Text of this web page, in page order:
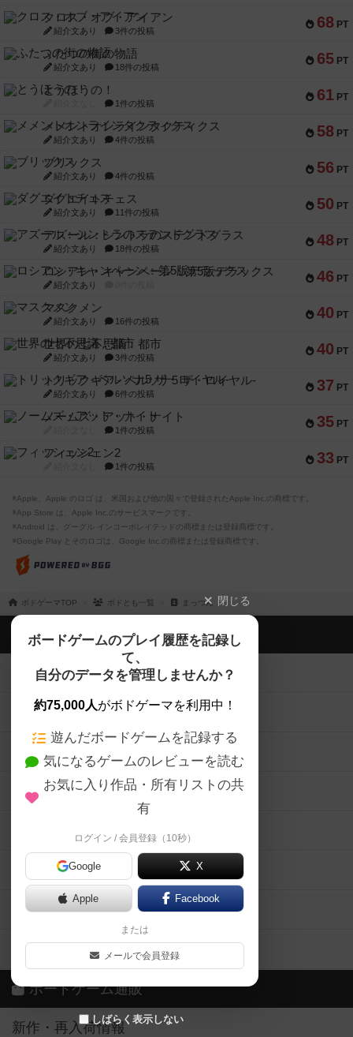
68 PT
クロス・オブ・アイアン
紹介文あり 3件の投稿
65 PT
ふたつの街の物語
紹介文あり 18件の投稿
61 PT
とうほうの！
1件の投稿
58 PT
メメントオンラインタクティクス
紹介文あり 4件の投稿
56 PT
ブリックス
紹介文あり 4件の投稿
50 PT
ダグエイトチェス
紹介文あり 11件の投稿
48 PT
アズール：シントラのステンドグラス
紹介文あり 18件の投稿
46 PT
ロシアン・キャンペーン：第5版デラックス
紹介文あり
40 PT
マスクメン
紹介文あり 16件の投稿
40 PT
世界の七不思議：都市
紹介文あり 3件の投稿
37 PT
トリックギア - ペルソナ5 ザ・ロイヤル-
紹介文あり 6件の投稿
35 PT
ノームズ・アット・ナイト
1件の投稿
33 PT
フィッシェン2
1件の投稿
※Apple、Apple のロゴ は、米国および他の国々で登録されたApple Inc.の商標です。
※App Store は、Apple Inc.のサービスマークです。
※Android は、グーグル インコーポレイテッドの商標または登録商標です。
※Google Play とそのロゴは、Google Inc.の商標または登録商標です。
ボドゲーマTOP ボドとも一覧 まっつん 閉じる
ボードゲームのプレイ履歴を記録し
て、
自分のデータを管理しませんか？
約75,000人がボドゲーマを利用中！
遊んだボードゲームを記録する
気になるゲームのレビューを読む
お気に入り作品・所有リストの共
有
ログイン / 会員登録（10秒）
Google X
Apple Facebook
または
メールで会員登録
しばらく表示しない
ボドゲーマTOP
ボードゲームを検索する
ボードゲームの新着レビュー
ボードゲーム会情報
メカニクス特集
掲示板・トピックス
ボドとも・会員一覧
ボードゲーム業界コラム
ボドゲーマご利用案内
ボードゲーム通販
新作・再入荷情報